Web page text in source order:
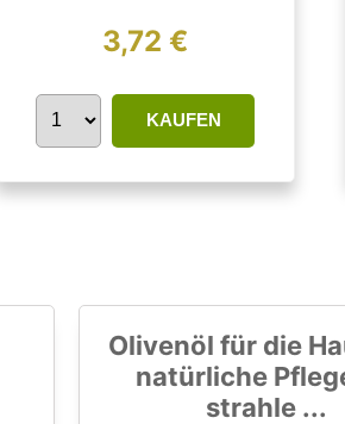
3,72 €
KAUFEN
Olivenöl für die
natürliche
strahle ...